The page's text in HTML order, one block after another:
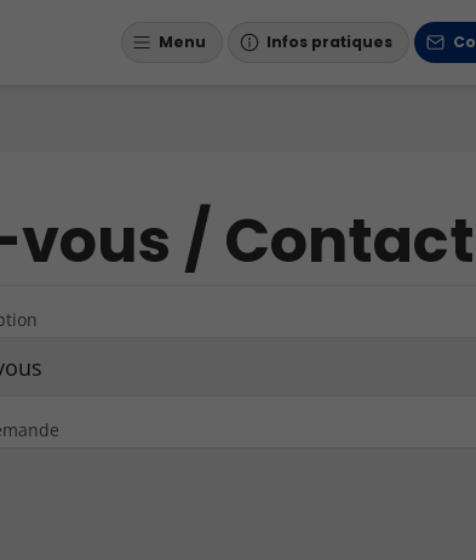
Menu Infos pratiques
vous / Contact